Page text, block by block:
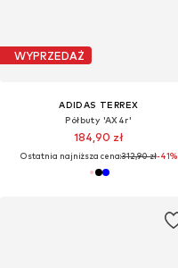
WYPRZEDAŻ
ADIDAS TERREX
Półbuty 'AX4r'
184,90 zł
Ostatnia najniższa cena:312,90 zł-41%